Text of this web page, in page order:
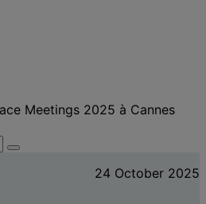
Meetings 2025 à Cannes
24 October 2025